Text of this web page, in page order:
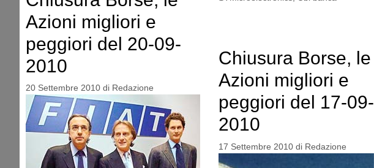
Azioni migliori e
peggiori del 20-09-
2010
20 Settembre 2010 di Redazione
Chiusura Borse, le
Azioni migliori e
peggiori del 17-09-
2010
17 Settembre 2010 di Redazione